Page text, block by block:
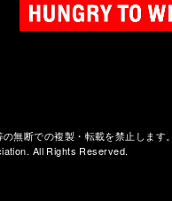
無断での複製・転載を禁止します。
All Rights Reserved.